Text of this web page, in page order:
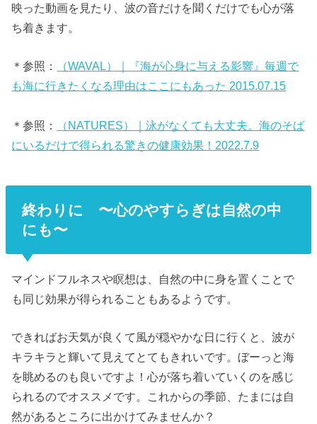
映った動画を見たり、波の音だけを聞くだけでも心が落
ち着きます。
＊参照：
（WAVAL）｜『海が心身に与える影響』毎週で
も海に行きたくなる理由はここにもあった 2015.07.15
＊参照：
（NATURES）｜泳がなくても大丈夫。海のそば
にいるだけで得られる驚きの健康効果！2022.7.9
終わりに 〜心のやすらぎは自然の中
にも〜
マインドフルネスや瞑想は、自然の中に身を置くことで
も同じ効果が得られることもあるようです。
できればお天気が良くて風が穏やかな日に行くと、波が
キラキラと輝いて見えてとてもきれいです。ぼーっと海
を眺めるのも良いですよ！心が落ち着いていくのを感じ
られるのでオススメです。これからの季節、たまには自
然があるところに出かけてみませんか？